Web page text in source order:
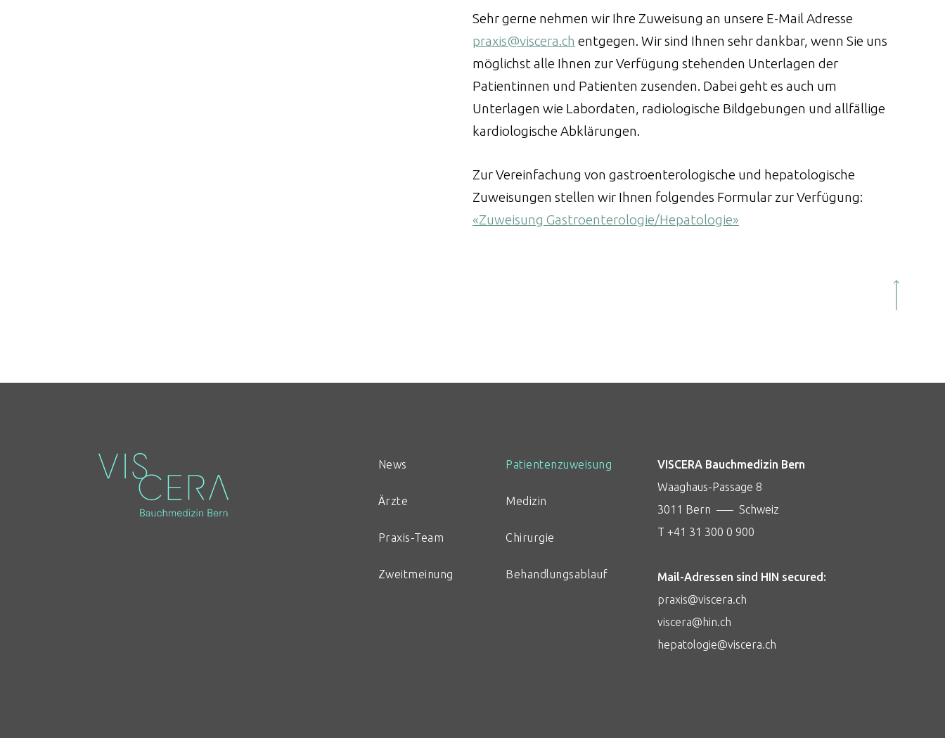
Sehr gerne nehmen wir Ihre Zuweisung an unsere E-Mail Adresse
praxis@viscera.ch entgegen. Wir sind Ihnen sehr dankbar, wenn Sie uns
möglichst alle Ihnen zur Verfügung stehenden Unterlagen der
Patientinnen und Patienten zusenden. Dabei geht es auch um
Unterlagen wie Labordaten, radiologische Bildgebungen und allfällige
kardiologische Abklärungen.
Zur Vereinfachung von gastroenterologische und hepatologische
Zuweisungen stellen wir Ihnen folgendes Formular zur Verfügung:
«Zuweisung Gastroenterologie/Hepatologie»
News
Ärzte
Praxis-Team
Zweitmeinung
Patientenzuweisung
Medizin
Chirurgie
Behandlungsablauf
VISCERA Bauchmedizin Bern
Waaghaus-Passage 8
3011 Bern ––– Schweiz
T +41 31 300 0 900
Mail-Adressen sind HIN secured:
praxis@viscera.ch
viscera@hin.ch
hepatologie@viscera.ch